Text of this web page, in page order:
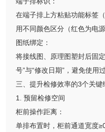
在端子排上方粘贴功能标签
用不同颜色区分（红色为电
图纸绑定：
将接线图、原理图塑封后固
号”与“修改日期”，避免使用
三、提升检修效率的3个关键
1. 预留检修空间
柜前操作距离：
单排布置时，柜前通道宽度